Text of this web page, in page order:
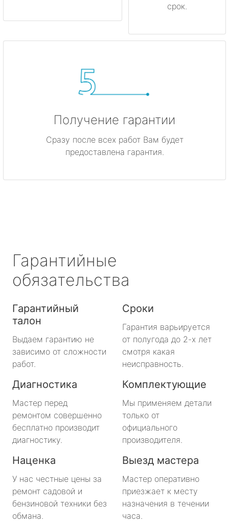
срок.
Получение гарантии
Сразу после всех работ Вам будет
предоставлена гарантия.
Гарантийные
обязательства
Гарантийный
талон
Выдаем гарантию не
зависимо от сложности
работ.
Сроки
Гарантия варьируется
от полугода до 2-х лет
смотря какая
неисправность.
Диагностика
Мастер перед
ремонтом совершенно
бесплатно производит
диагностику.
Комплектующие
Мы применяем детали
только от
официального
производителя.
Наценка
У нас честные цены за
ремонт садовой и
бензиновой техники без
обмана.
Выезд мастера
Мастер оперативно
приезжает к месту
назначения в течении
часа.